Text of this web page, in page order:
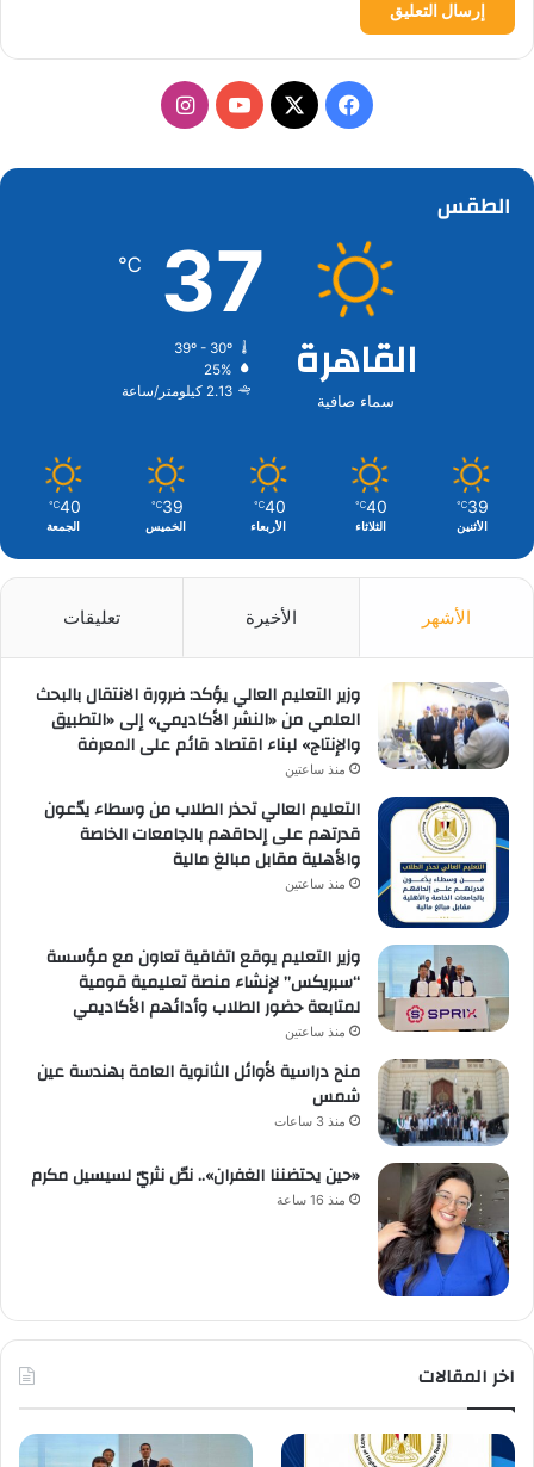
فيسبوك
‫X
‫YouTubeانستقرام
الطقس
القاهرة
سماء صافية
37
℃
39º - 30º
25%
2.13 كيلومتر/ساعة
39
℃
الأثنين
40
℃
الثلاثاء
40
℃
الأربعاء
39
℃
الخميس
40
℃
الجمعة
الأشهر الأخيرة تعليقات
وزير التعليم العالي يؤكد: ضرورة الانتقال بالبحث
العلمي من «النشر الأكاديمي» إلى «التطبيق
والإنتاج» لبناء اقتصاد قائم على المعرفة
منذ ساعتين
التعليم العالي تحذر الطلاب من وسطاء يدّعون
قدرتهم على إلحاقهم بالجامعات الخاصة
والأهلية مقابل مبالغ مالية
منذ ساعتين
وزير التعليم يوقع اتفاقية تعاون مع مؤسسة
“سبريكس” لإنشاء منصة تعليمية قومية
لمتابعة حضور الطلاب وأدائهم الأكاديمي
منذ ساعتين
منح دراسية لأوائل الثانوية العامة بهندسة عين
شمس
منذ 3 ساعات
«حين يحتضننا الغفران».. نصّ نثريّ لسيسيل مكرم
منذ 16 ساعة
اخر المقالات